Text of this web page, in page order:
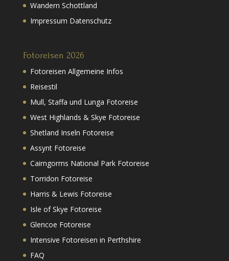
Wandern Schottland
Impressum Datenschutz
Fotoreisen 2026
Fotoreisen Allgemeine Infos
Reisestil
Mull, Staffa und Lunga Fotoreise
West Highlands & Skye Fotoreise
Shetland Inseln Fotoreise
Assynt Fotoreise
Cairngorms National Park Fotoreise
Torridon Fotoreise
Harris & Lewis Fotoreise
Isle of Skye Fotoreise
Glencoe Fotoreise
Intensive Fotoreisen in Perthshire
FAQ